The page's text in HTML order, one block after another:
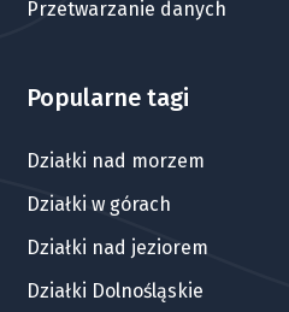
Przetwarzanie danych
Popularne tagi
Działki nad morzem
Działki w górach
Działki nad jeziorem
Działki Dolnośląskie